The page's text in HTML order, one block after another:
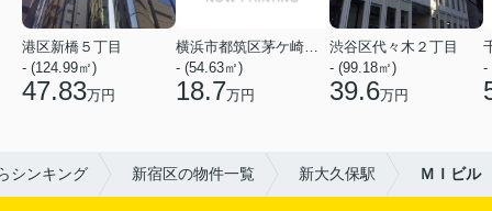
港区新橋５丁目
- (124.99㎡)
47.83万円
- (54.63㎡)
18.7万円
渋谷区代々木２丁目
- (99.18㎡)
39.6万円
-
シンキング 新宿区の物件一覧 新大久保駅 ＭＩビル